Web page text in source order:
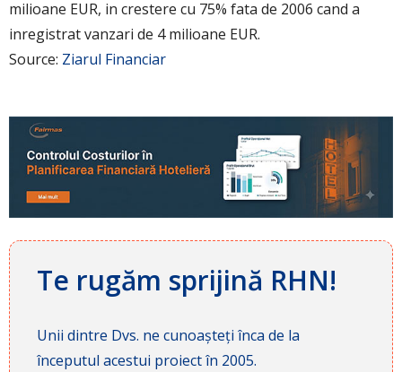
milioane EUR, in crestere cu 75% fata de 2006 cand a
inregistrat vanzari de 4 milioane EUR.
Source: Ziarul Financiar
Te rugăm sprijină RHN!
Unii dintre Dvs. ne cunoașteți înca de la
începutul acestui proiect în 2005.